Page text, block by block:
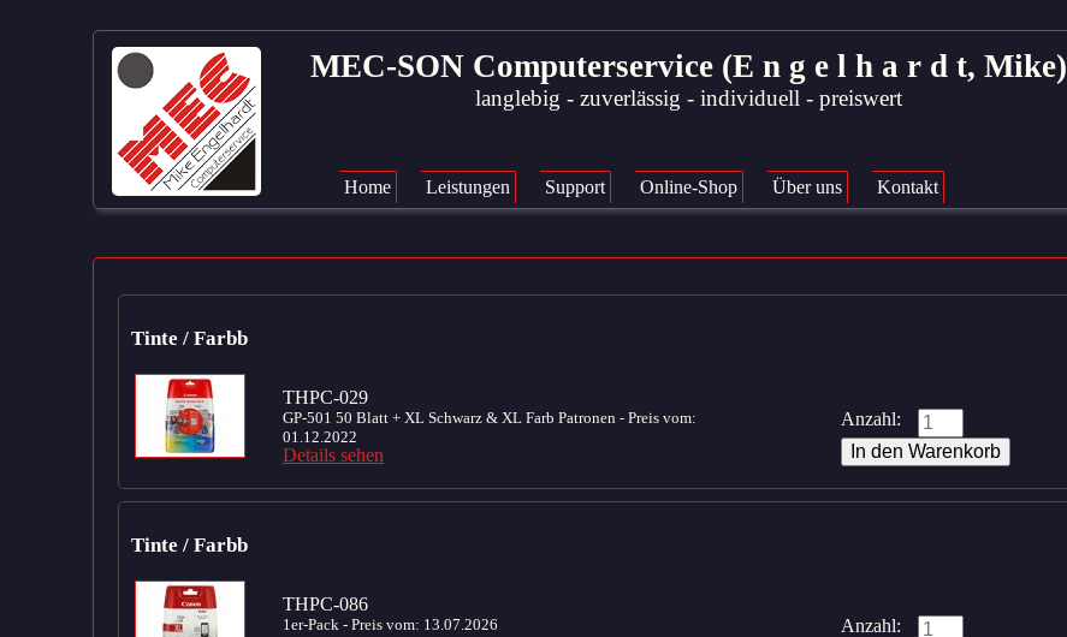
überspringen
Home Leistungen Support Online-Shop Über uns Kontakt
MEC-SON Computerservice (E n g e l h a r d t, Mike)
langlebig - zuverlässig - individuell - preiswert
Tinte / Farbb
THPC-029
GP-501 50 Blatt + XL Schwarz & XL Farb Patronen - Preis vom:
01.12.2022
Details sehen
Anzahl:
Tinte / Farbb
THPC-086
1er-Pack - Preis vom: 13.07.2026 Anzahl: